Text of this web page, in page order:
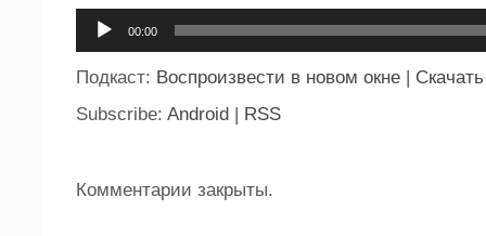
00:00
Подкаст: Воспроизвести в новом окне | Скачать
Subscribe: Android | RSS
Комментарии закрыты.